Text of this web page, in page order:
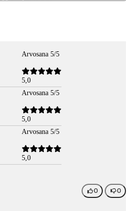
Arvosana 5/5
5,0
Arvosana 5/5
5,0
Arvosana 5/5
5,0
0 0